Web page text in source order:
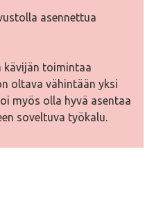
asennettua
kävijän toimintaa
oltava vähintään yksi
myös olla hyvä asentaa
soveltuva työkalu.